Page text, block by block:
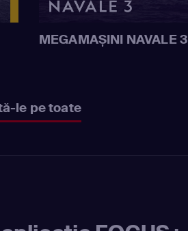
MEGAMAȘINI NAVALE 3
le pe toate